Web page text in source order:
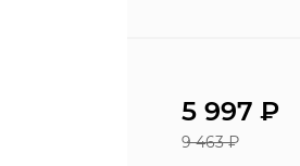
5 997 ₽
9 463 ₽